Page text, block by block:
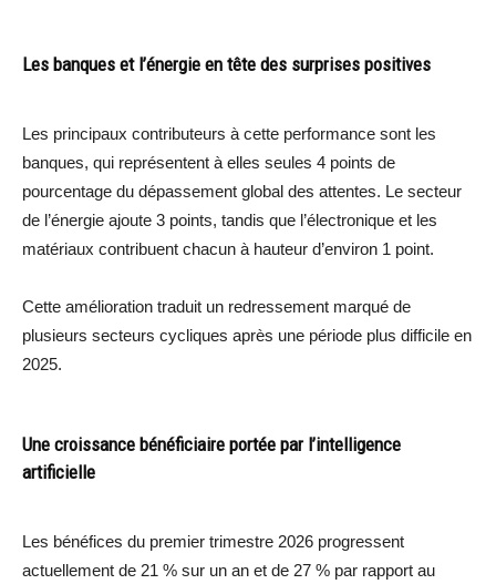
Les banques et l’énergie en tête des surprises positives
Les principaux contributeurs à cette performance sont les
banques, qui représentent à elles seules 4 points de
pourcentage du dépassement global des attentes. Le secteur
de l’énergie ajoute 3 points, tandis que l’électronique et les
matériaux contribuent chacun à hauteur d’environ 1 point.
Cette amélioration traduit un redressement marqué de
plusieurs secteurs cycliques après une période plus difficile en
2025.
Une croissance bénéficiaire portée par l’intelligence
artificielle
Les bénéfices du premier trimestre 2026 progressent
actuellement de 21 % sur un an et de 27 % par rapport au